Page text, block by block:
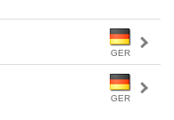
GER
GER